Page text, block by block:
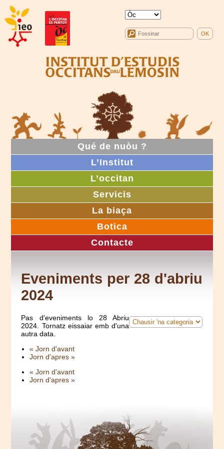
Qué de nuòu ?
L’Institut
L’occitan
Servicis
La biaça
Botica
Contacte
Eveniments per 28 d'abriu
2024
Pas d'eveniments lo 28 Abriu
2024. Tornatz eissaiar emb d'una
autra data.
« Jorn d'avant
Jorn d'apres »
« Jorn d'avant
Jorn d'apres »